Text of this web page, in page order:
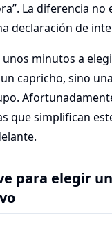
La diferencia no
declaración de
unos minutos a
capricho, sino
que simplifican
para elegir